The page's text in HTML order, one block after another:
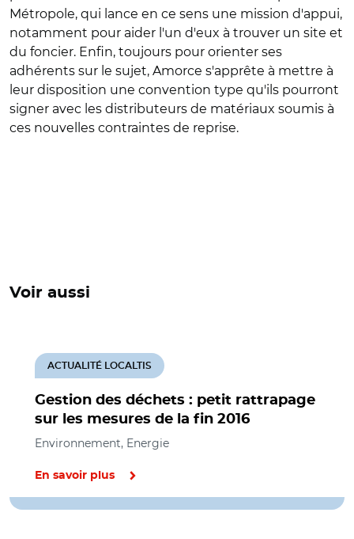
Métropole, qui lance en ce sens une mission d'appui,
notamment pour aider l'un d'eux à trouver un site et
du foncier. Enfin, toujours pour orienter ses
adhérents sur le sujet, Amorce s'apprête à mettre à
leur disposition une convention type qu'ils pourront
signer avec les distributeurs de matériaux soumis à
ces nouvelles contraintes de reprise.
Voir aussi
Gestion des déchets : petit rattrapage
sur les mesures de la fin 2016
ACTUALITÉ LOCALTIS
Environnement, Energie
En savoir plus